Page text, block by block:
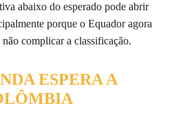
abaixo do esperado pode abrir
porque o Equador agora
complicar a classificação.
ESPERA A